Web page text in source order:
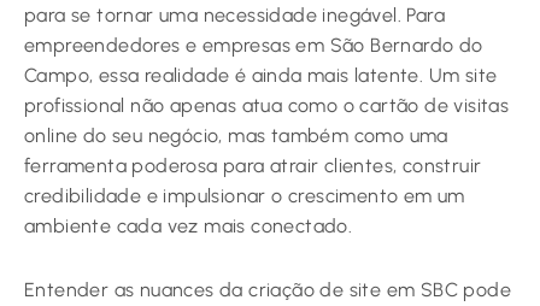
para se tornar uma necessidade inegável. Para
empreendedores e empresas em São Bernardo do
Campo, essa realidade é ainda mais latente. Um site
profissional não apenas atua como o cartão de visitas
online do seu negócio, mas também como uma
ferramenta poderosa para atrair clientes, construir
credibilidade e impulsionar o crescimento em um
ambiente cada vez mais conectado.
Entender as nuances da criação de site em SBC pode